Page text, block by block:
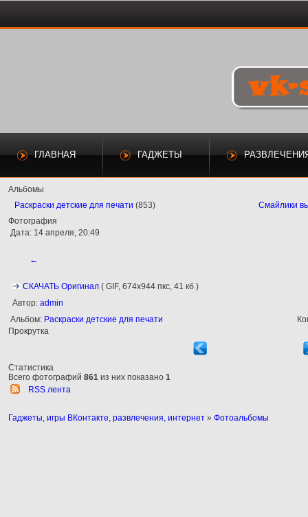
ГЛАВНАЯ ГАДЖЕТЫ
Альбомы
Раскраски детские для печати (853)
Смайлики
Фотография
Дата: 14 апреля, 20:49
←
СКАЧАТЬ Оригинал ( GIF, 674x944 пкс, 41 кб )
Автор: admin
Альбом: Раскраски детские для печати
Прокрутка
Статистика
Всего фотографий 861 из них показано 1
RSS лента
Гаджеты, игры ВКонтакте, развлечения, интернет » Фотоальбомы